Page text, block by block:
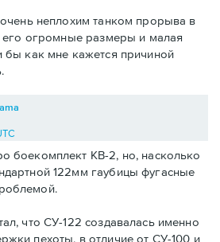
неплохим танком прорыва в
его огромные размеры и малая
бы как мне кажется причиной
боекомплект КВ-2, но, насколько
122мм гаубицы фугасные
что СУ-122 создавалась именно
пехоты, в отличие от СУ-100 и